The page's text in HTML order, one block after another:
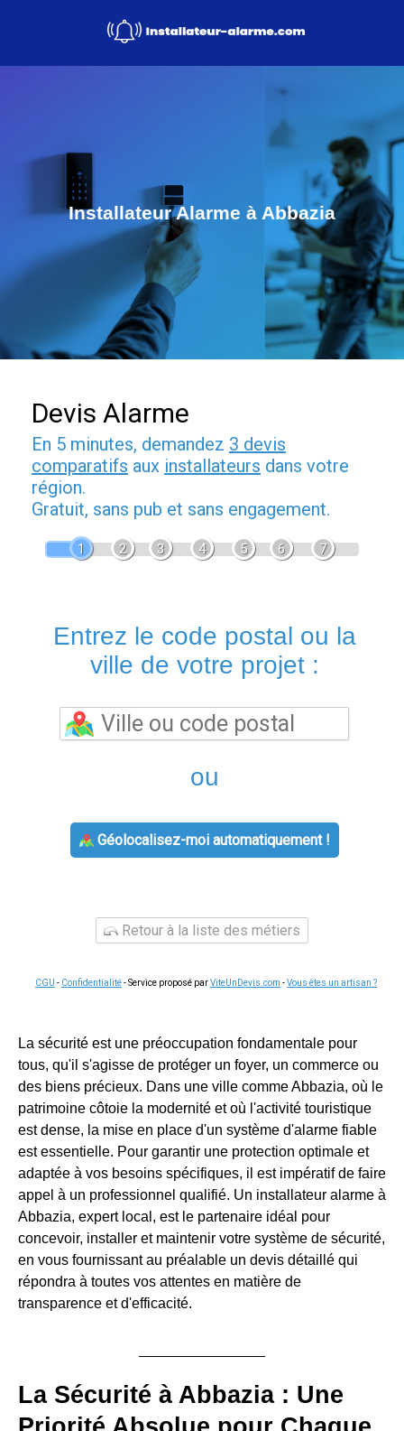
Installateur Alarme à Abbazia
Devis Alarme
En 5 minutes, demandez 3 devis
comparatifs aux installateurs dans votre
région.
Gratuit, sans pub et sans engagement.
1 2 3 4 5 6 7
Entrez le code postal ou la
ville de votre projet :
ou
Géolocalisez-moi automatiquement !
Retour à la liste des métiers
CGU - Confidentialité- Service proposé parViteUnDevis.com -Vous êtes un artisan ?
La sécurité est une préoccupation fondamentale pour
tous, qu'il s'agisse de protéger un foyer, un commerce ou
des biens précieux. Dans une ville comme Abbazia, où le
patrimoine côtoie la modernité et où l'activité touristique
est dense, la mise en place d'un système d'alarme fiable
est essentielle. Pour garantir une protection optimale et
adaptée à vos besoins spécifiques, il est impératif de faire
appel à un professionnel qualifié. Un installateur alarme à
Abbazia, expert local, est le partenaire idéal pour
concevoir, installer et maintenir votre système de sécurité,
en vous fournissant au préalable un devis détaillé qui
répondra à toutes vos attentes en matière de
transparence et d'efficacité.
La Sécurité à Abbazia : Une